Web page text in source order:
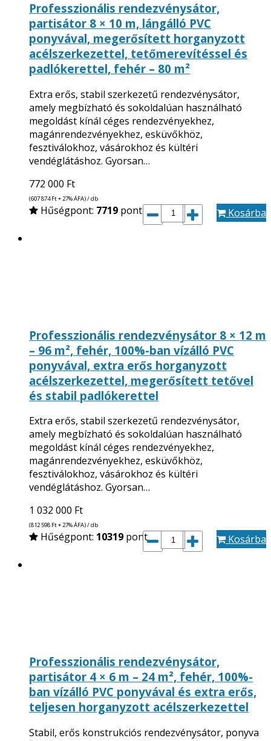
Professzionális rendezvénysátor,
partisátor 8 × 10 m, lángálló PVC
ponyvával, megerősített horganyzott
acélszerkezettel, tetőmerevítéssel és
padlókerettel, fehér – 80 m²
Extra erős, stabil szerkezetű rendezvénysátor,
amely megbízható és sokoldalúan használható
megoldást kínál céges rendezvényekhez,
magánrendezvényekhez, esküvőkhöz,
fesztiválokhoz, vásárokhoz és kültéri
vendéglátáshoz. Gyorsan…
772 000 Ft
(607 874Ft+ 27% ÁFA) / db
Hűségpont: 7719 pont Kosárba
Professzionális rendezvénysátor 8 × 12 m
– 96 m², fehér, 100%-ban vízálló PVC
ponyvával, extra erős horganyzott
acélszerkezettel, megerősített tetővel
és stabil padlókerettel
Extra erős, stabil szerkezetű rendezvénysátor,
amely megbízható és sokoldalúan használható
megoldást kínál céges rendezvényekhez,
magánrendezvényekhez, esküvőkhöz,
fesztiválokhoz, vásárokhoz és kültéri
vendéglátáshoz. Gyorsan…
1 032 000 Ft
(812 598 Ft+ 27% ÁFA) / db
Hűségpont: 10319 pont Kosárba
Professzionális rendezvénysátor,
partisátor 4 × 6 m – 24 m², fehér, 100%-
ban vízálló PVC ponyvával és extra erős,
teljesen horganyzott acélszerkezettel
Stabil, erős konstrukciós rendezvénysátor, ponyva